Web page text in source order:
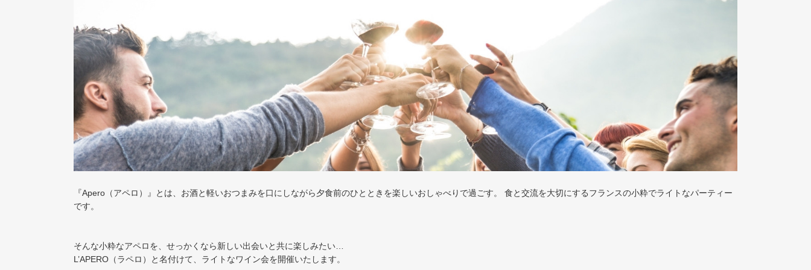
『Apero（アペロ）』とは、お酒と軽いおつまみを口にしながら夕食前のひとときを楽しいおしゃべりで過ごす。 食と交流を大切にするフランスの小粋でライトなパーティー
です。
そんな小粋なアペロを、せっかくなら新しい出会いと共に楽しみたい…
L’APERO（ラペロ）と名付けて、ライトなワイン会を開催いたします。